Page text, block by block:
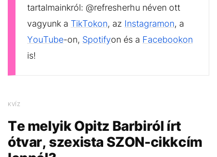
tartalmainkról: @refresherhu néven ott
vagyunk a TikTokon, az Instagramon, a
YouTube-on, Spotifyon és a Facebookon
is!
KVÍZ
Te melyik Opitz Barbiról írt
ótvar, szexista SZON-cikkcím